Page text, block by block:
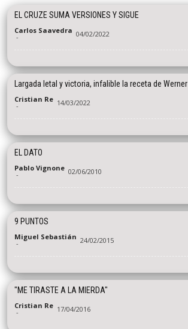
EL CRUZE SUMA VERSIONES Y SIGUE
Carlos Saavedra
- 04/02/2022
Largada letal y victoria, infalible la receta de Werner
Cristian Re
- 14/03/2022
EL DATO
Pablo Vignone
- 02/06/2010
9 PUNTOS
Miguel Sebastián
- 24/02/2015
"ME TIRASTE A LA MIERDA"
Cristian Re
- 17/04/2016